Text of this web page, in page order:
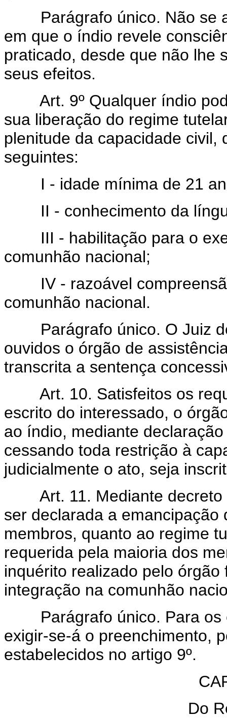
Parágrafo único. Não se
em que o índio revele
praticado, desde que não lhe
seus efeitos.
Art. 9º Qualquer índio
sua liberação do regime
plenitude da capacidade civil,
seguintes:
I - idade mínima de 21
II - conhecimento da
III - habilitação para o
comunhão nacional;
IV - razoável
comunhão nacional.
Parágrafo único. O Juiz
ouvidos o órgão de
transcrita a sentença
Art. 10. Satisfeitos os
escrito do interessado, o
ao índio, mediante
cessando toda restrição à
judicialmente o ato, seja
Art. 11. Mediante
ser declarada a
membros, quanto ao regime
requerida pela maioria dos
inquérito realizado pelo
integração na comunhão
Parágrafo único. Para os
exigir-se-á o preenchimento,
estabelecidos no artigo 9º.
Do